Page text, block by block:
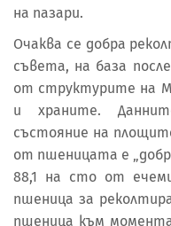
на пазари.
Очаква се добра
съвета, на база
от структурите на
и храните.
състояние на
от пшеницата е
88,1 на сто от
пшеница за
пшеница към